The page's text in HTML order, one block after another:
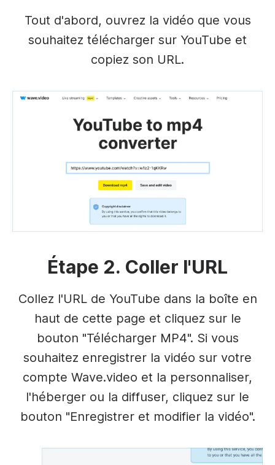
Tout d'abord, ouvrez la vidéo que vous
souhaitez télécharger sur YouTube et
copiez son URL.
Étape 2. Coller l'URL
Collez l'URL de YouTube dans la boîte en
haut de cette page et cliquez sur le
bouton "Télécharger MP4". Si vous
souhaitez enregistrer la vidéo sur votre
compte Wave.video et la personnaliser,
l'héberger ou la diffuser, cliquez sur le
bouton "Enregistrer et modifier la vidéo".